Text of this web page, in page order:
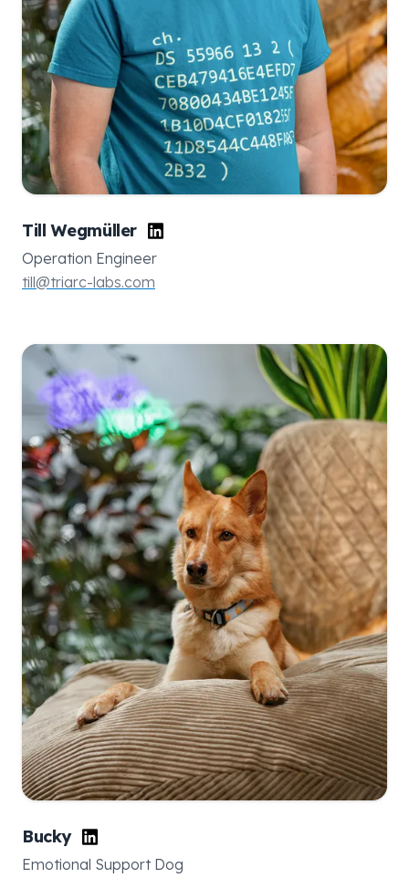
Till Wegmüller
Operation Engineer
till@triarc-labs.com
Bucky
Emotional Support Dog